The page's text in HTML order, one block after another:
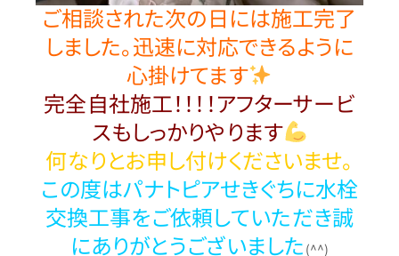
ご相談された次の日には施工完了
しました。迅速に対応できるように
心掛けてます
完全自社施工！！！！アフターサービ
スもしっかりやります
何なりとお申し付けくださいませ。
この度はパナトピアせきぐちに水栓
交換工事をご依頼していただき誠
にありがとうございました (^^)